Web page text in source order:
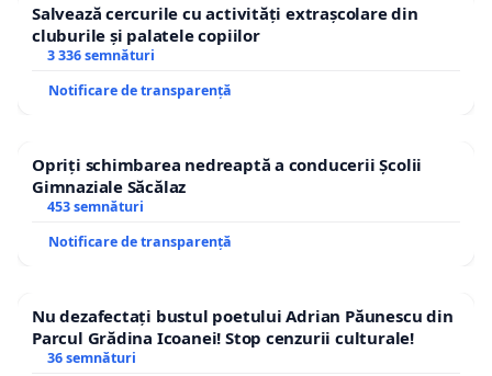
Salvează cercurile cu activități extrașcolare din
cluburile și palatele copiilor
3 336 semnături
Notificare de transparență
Opriți schimbarea nedreaptă a conducerii Școlii
Gimnaziale Săcălaz
453 semnături
Notificare de transparență
Nu dezafectați bustul poetului Adrian Păunescu din
Parcul Grădina Icoanei! Stop cenzurii culturale!
36 semnături